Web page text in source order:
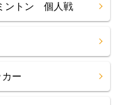
ントン 個人戦
ー